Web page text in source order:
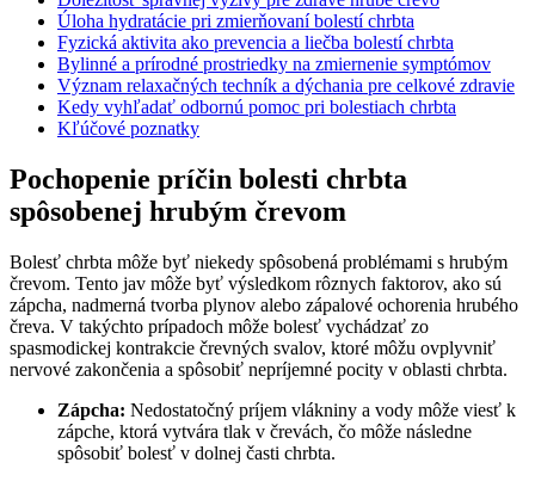
Úloha hydratácie pri zmierňovaní bolestí chrbta
Fyzická aktivita ako prevencia a liečba bolestí chrbta
Bylinné a prírodné prostriedky na zmiernenie symptómov
Význam relaxačných techník a dýchania pre celkové zdravie
Kedy vyhľadať odbornú pomoc pri bolestiach chrbta
Kľúčové poznatky
Pochopenie príčin bolesti chrbta
spôsobenej hrubým črevom
Bolesť chrbta môže byť niekedy spôsobená problémami s hrubým
črevom. Tento jav môže byť výsledkom rôznych faktorov, ako sú
zápcha, nadmerná tvorba plynov alebo zápalové ochorenia hrubého
čreva. V takýchto prípadoch môže bolesť vychádzať zo
spasmodickej kontrakcie črevných svalov, ktoré môžu ovplyvniť
nervové zakončenia a spôsobiť nepríjemné pocity v oblasti chrbta.
Zápcha: Nedostatočný príjem vlákniny a vody môže viesť k
zápche, ktorá vytvára tlak v črevách, čo môže následne
spôsobiť bolesť v dolnej časti chrbta.